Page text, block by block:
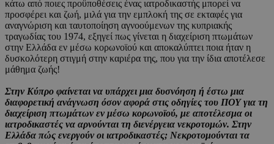
κάτω από ποιες προϋποθέσεις ένας ιατροδικαστής μπορεί να
προσφέρει και ζωή, μιλά για την εμπλοκή της σε εκταφές για
αναγνώριση και ταυτοποίηση αγνοούμενων της κυπριακής
τραγωδίας του 1974, εξηγεί πως γίνεται η διαχείριση πτωμάτων
στην Ελλάδα εν μέσω κορωνοϊού και αποκαλύπτει ποια ήταν η
δυσκολότερη στιγμή στην καριέρα της, που για την ίδια αποτέλεσε
μάθημα ζωής!
Στην Κύπρο φαίνεται να υπάρχει μια δυσνόηση ή έστω μια
διαφορετική ανάγνωση όσον αφορά στις οδηγίες του ΠΟΥ για τη
διαχείριση πτωμάτων εν μέσω κορωνοϊού, με αποτέλεσμα οι
ιατροδικαστές να αρνούνται τη διενέργεια νεκροτομών. Στην
Ελλάδα πώς ενεργούν οι ιατροδικαστές; Νεκροτομούνται τα